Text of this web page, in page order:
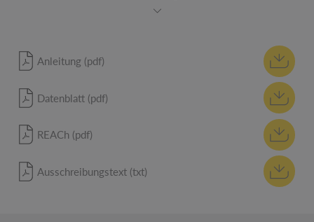
Anleitung (pdf)
Datenblatt (pdf)
REACh (pdf)
Ausschreibungstext (txt)